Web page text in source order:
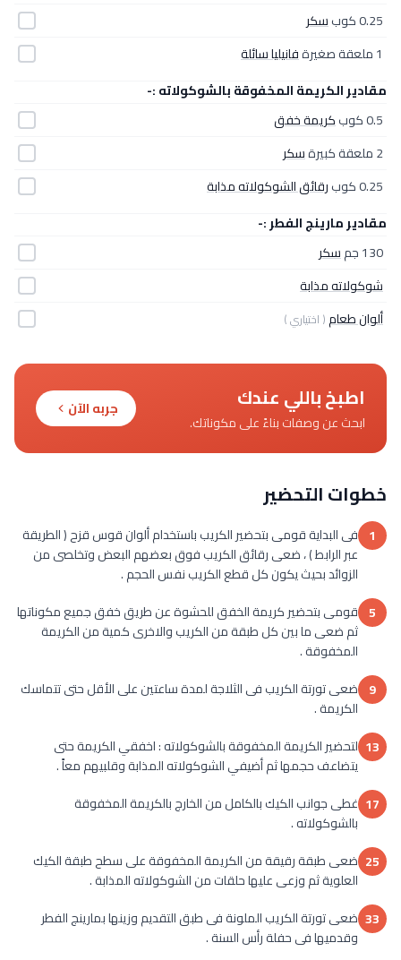
0.25 كوب
سكر
1 ملعقة صغيرة
فانيليا سائلة
مقادير الكريمة المخفوقة بالشوكولاته :-
0.5 كوب
كريمة خفق
2 ملعقة كبيرة
سكر
0.25 كوب
رقائق الشوكولاته مذابة
مقادير مارينج الفطر :-
130 جم
سكر
شوكولاته مذابة
ألوان طعام( اختياري )
اطبخ باللي عندك
ابحث عن وصفات بناءً على مكوناتك.
جربه الآن
خطوات التحضير
1 فى البداية قومى بتحضير الكريب باستخدام ألوان قوس قزح ( الطريقة
عبر الرابط ) ، ضعى رقائق الكريب فوق بعضهم البعض وتخلصى من
الزوائد بحيث يكون كل قطع الكريب نفس الحجم .
5 قومى بتحضير كريمة الخفق للحشوة عن طريق خفق جميع مكوناتها
ثم ضعى ما بين كل طبقة من الكريب والاخرى كمية من الكريمة
المخفوقة .
9 ضعى تورتة الكريب فى الثلاجة لمدة ساعتين على الأقل حتى تتماسك
الكريمة .
13 لتحضير الكريمة المخفوقة بالشوكولاته : اخفقي الكريمة حتى
يتضاعف حجمها ثم أضيفي الشوكولاته المذابة وقلبيهم معاً .
17 غطى جوانب الكيك بالكامل من الخارج بالكريمة المخفوقة
بالشوكولاته .
25 ضعى طبقة رقيقة من الكريمة المخفوقة على سطح طبقة الكيك
العلوية ثم وزعى عليها حلقات من الشوكولاته المذابة .
33 ضعى تورتة الكريب الملونة فى طبق التقديم وزينها بمارينج الفطر
وقدميها فى حفلة رأس السنة .